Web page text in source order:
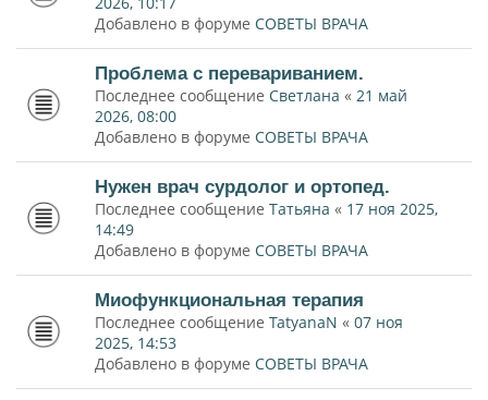
Добавлено в форуме СОВЕТЫ ВРАЧА
Проблема с перевариванием.
Последнее сообщение Светлана « 21 май
2026, 08:00
Добавлено в форуме СОВЕТЫ ВРАЧА
Нужен врач сурдолог и ортопед.
Последнее сообщение Татьяна « 17 ноя 2025,
14:49
Добавлено в форуме СОВЕТЫ ВРАЧА
Миофункциональная терапия
Последнее сообщение TatyanaN « 07 ноя
2025, 14:53
Добавлено в форуме СОВЕТЫ ВРАЧА